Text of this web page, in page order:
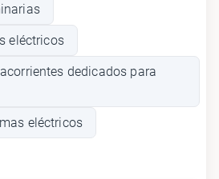
eléctricos
dedicados para
eléctricos